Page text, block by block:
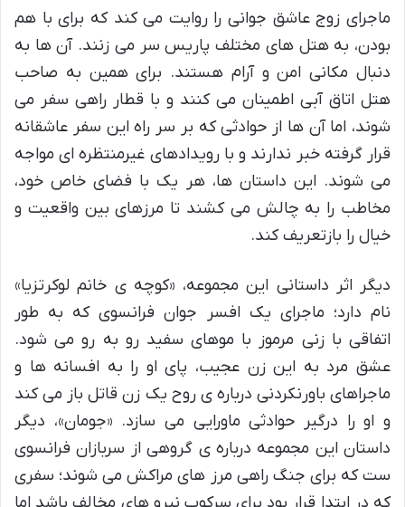
ماجرای زوج عاشق جوانی را روایت می کند که برای با هم
بودن، به هتل های مختلف پاریس سر می زنند. آن ها به
دنبال مکانی امن و آرام هستند. برای همین به صاحب
هتل اتاق آبی اطمینان می کنند و با قطار راهی سفر می
شوند، اما آن ها از حوادثی که بر سر راه این سفر عاشقانه
قرار گرفته خبر ندارند و با رویدادهای غیرمنتظره ای مواجه
می شوند. این داستان ها، هر یک با فضای خاص خود،
مخاطب را به چالش می کشند تا مرزهای بین واقعیت و
خیال را بازتعریف کند.
دیگر اثر داستانی این مجموعه، «کوچه ی خانم لوکرتزیا»
نام دارد؛ ماجرای یک افسر جوان فرانسوی که به طور
اتفاقی با زنی مرموز با موهای سفید رو به رو می شود.
عشق مرد به این زن عجیب، پای او را به افسانه ها و
ماجراهای باورنکردنی درباره ی روح یک زن قاتل باز می کند
و او را درگیر حوادثی ماورایی می سازد. «جومان»، دیگر
داستان این مجموعه درباره ی گروهی از سربازان فرانسوی
ست که برای جنگ راهی مرز های مراکش می شوند؛ سفری